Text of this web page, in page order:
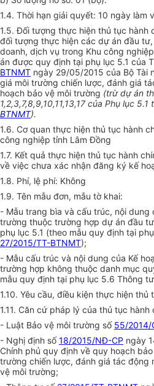
1.4. Thời hạn giải quyết: 10 ngày làm
1.5. Đối tượng thực hiện thủ tục hành
đối tượng thực hiện các dự án đầu
doanh, dịch vụ trong Khu công
án được quy định tại phụ lục 5.1 của
BTNMT ngày 29/05/2015 của Bộ Tài
giá môi trường chiến lược, đánh giá
hoạch bảo vệ môi trường (trừ dự án
1,2,3,7,8,9,10,11,13,17 của Phụ lục
BTNMT).
1.6. Cơ quan thực hiện thủ tục hành
công nghiệp tỉnh Lâm Đồng
1.7. Kết quả thực hiện thủ tục hành
về việc chưa xác nhận đăng ký kế
1.8. Phí, lệ phí: Không
1.9. Tên mẫu đơn, mẫu tờ khai:
- Mẫu trang bìa và cấu trúc, nội dung
trường thuộc trường hợp dự án đầu
phụ lục 5.1 (theo mẫu quy định tại
27/2015/TT-BTNMT);
- Mẫu cấu trúc và nội dung của Kế
trường hợp không thuộc danh mục
mẫu quy định tại phụ lục 5.6 Thông tư
1.10. Yêu cầu, điều kiện thực hiện thủ
1.11. Căn cứ pháp lý của thủ tục hành
- Luật Bảo vệ môi trường số 55/2014/
- Nghị định số18/2015/NĐ-CP ngày
Chính phủ quy định về quy hoạch
trường chiến lược, đánh giá tác động
vệ môi trường;